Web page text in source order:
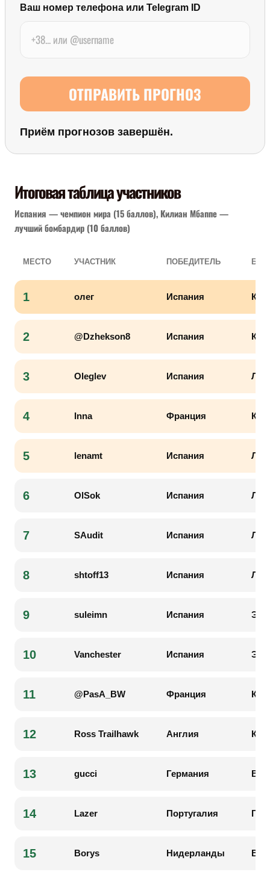
Ваш номер телефона или Telegram ID
ОТПРАВИТЬ ПРОГНОЗ
Приём прогнозов завершён.
Итоговая таблица участников
Испания — чемпион мира (15 баллов), Килиан Мбаппе —
лучший бомбардир (10 баллов)
МЕСТО УЧАСТНИК ПОБЕДИТЕЛЬ
1 олег Испания
2 @Dzhekson8 Испания
3 Oleglev Испания
4 Inna Франция
5 lenamt Испания
6 OlSok Испания
7 SAudit Испания
8 shtoff13 Испания
9 suleimn Испания
10 Vanchester Испания
11 @PasA_BW Франция
12 Ross Trailhawk Англия
13 gucci Германия
14 Lazer Португалия
15 Borys Нидерланды